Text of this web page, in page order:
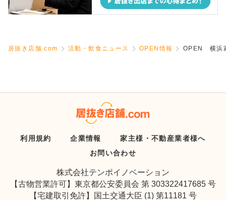
居抜き店舗.com 活動・飲食ニュース OPEN情報 OPEN 横浜
利用規約 企業情報
家主様・不動産業者様へ
お問い合わせ
株式会社テンポイノベーション
【古物営業許可】東京都公安委員会 第 303322417685 号
【宅建取引免許】国土交通大臣 (1) 第11181 号